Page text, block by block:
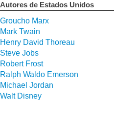
Autores de Estados Unidos
Groucho Marx
Mark Twain
Henry David Thoreau
Steve Jobs
Robert Frost
Ralph Waldo Emerson
Michael Jordan
Walt Disney